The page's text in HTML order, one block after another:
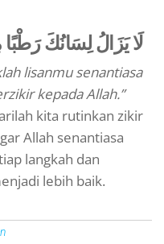
لَا يَزَالُ لِسَانُكَ
lisanmu senantiasa
kepada Allah.”
kita rutinkan zikir
Allah senantiasa
langkah dan
lebih baik.